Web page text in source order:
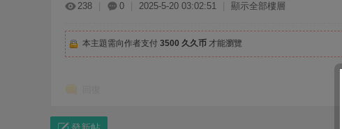
99
238 0 2025-5-20 03:02:51 顯示全部樓層
本主題需向作者支付 3500 久久币 才能瀏覽